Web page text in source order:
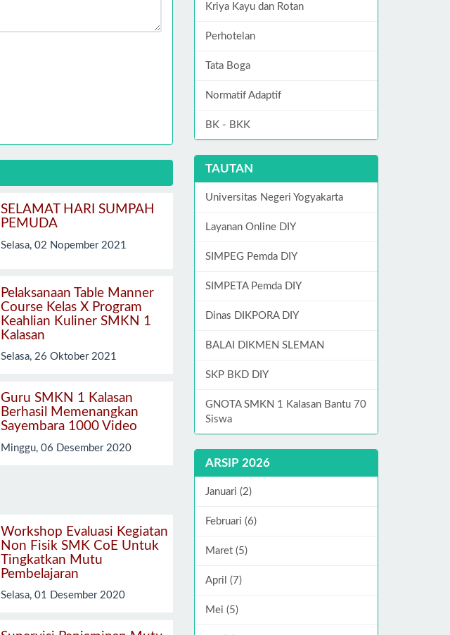
SELAMAT HARI SUMPAH
PEMUDA
Selasa, 02 Nopember 2021
Pelaksanaan Table Manner
Course Kelas X Program
Keahlian Kuliner SMKN 1
Kalasan
Selasa, 26 Oktober 2021
Guru SMKN 1 Kalasan
Berhasil Memenangkan
Sayembara 1000 Video
Minggu, 06 Desember 2020
Workshop Evaluasi Kegiatan
Non Fisik SMK CoE Untuk
Tingkatkan Mutu
Pembelajaran
Selasa, 01 Desember 2020
Kriya Kayu dan Rotan
Perhotelan
Tata Boga
Normatif Adaptif
BK - BKK
TAUTAN
Universitas Negeri Yogyakarta
Layanan Online DIY
SIMPEG Pemda DIY
SIMPETA Pemda DIY
Dinas DIKPORA DIY
BALAI DIKMEN SLEMAN
SKP BKD DIY
GNOTA SMKN 1 Kalasan Bantu 70
Siswa
ARSIP 2026
Januari (2)
Februari (6)
Maret (5)
April (7)
Mei (5)